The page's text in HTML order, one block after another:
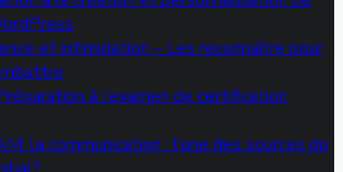
et intimidation – Les reconnaître pour
à l’examen de certification
la communication : l’une des sources du